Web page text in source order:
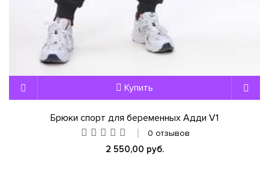
Купить
Брюки спорт для беременных Адди V1
0 отзывов
2 550,00 руб.